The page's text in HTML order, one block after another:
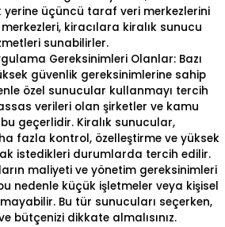
yerine üçüncü taraf veri merkezlerini
kiracılara kiralık sunucu
sunabilirler.
Gereksinimleri Olanlar: Bazı
güvenlik gereksinimlerine sahip
özel sunucular kullanmayı tercih
verileri olan şirketler ve kamu
geçerlidir. Kiralık sunucular,
fazla kontrol, özelleştirme ve yüksek
istedikleri durumlarda tercih edilir.
maliyeti ve yönetim gereksinimleri
nedenle küçük işletmeler veya kişisel
Bu tür sunucuları seçerken,
bütçenizi dikkate almalısınız.